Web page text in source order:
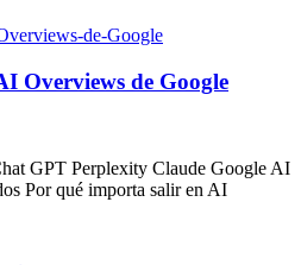
Overviews de Google
GPT Perplexity Claude Google AI
Por qué importa salir en AI